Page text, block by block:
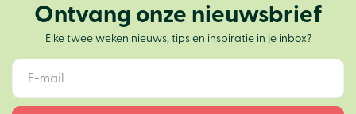
Ontvang onze nieuwsbrief
Elke twee weken nieuws, tips en inspiratie in je inbox?